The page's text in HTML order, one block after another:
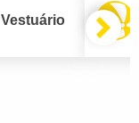
Vestuário